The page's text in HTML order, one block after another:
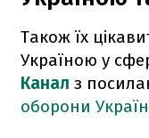
Також їх
Україною у
Канал з
оборони